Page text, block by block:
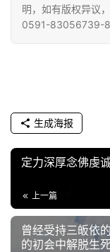
八
点
僧
音
僧
访
明，如有版权异议
0591-83056739-
生成海报
定力深厚念佛虔
上一篇
曾经受持三皈依
的初会中解脱生